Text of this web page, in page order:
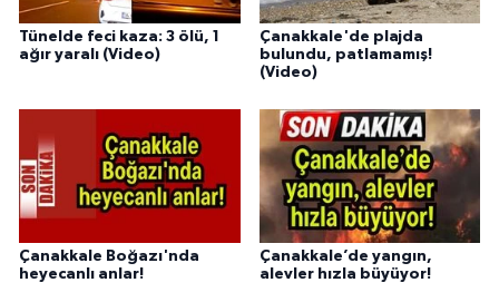
Tünelde feci kaza: 3 ölü, 1
ağır yaralı (Video)
Çanakkale'de plajda
bulundu, patlamamış!
(Video)
Çanakkale Boğazı'nda
heyecanlı anlar!
Çanakkale’de yangın,
alevler hızla büyüyor!